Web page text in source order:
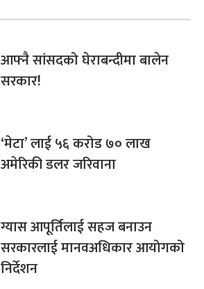
आफ्नै सांसदको घेराबन्दीमा बालेन
सरकार!
‘मेटा’ लाई ५६ करोड ७० लाख
अमेरिकी डलर जरिवाना
ग्यास आपूर्तिलाई सहज बनाउन
सरकारलाई मानवअधिकार आयोगको
निर्देशन